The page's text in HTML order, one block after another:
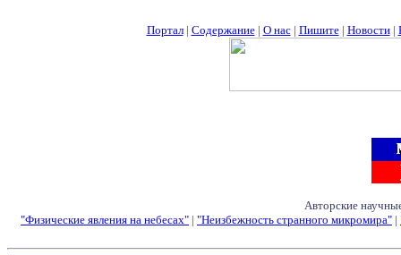
Портал| Содержание| О нас| Пишите| Новости|
Авторские
"Физические явления на небесах" | "Неизбежность странного микромира" |